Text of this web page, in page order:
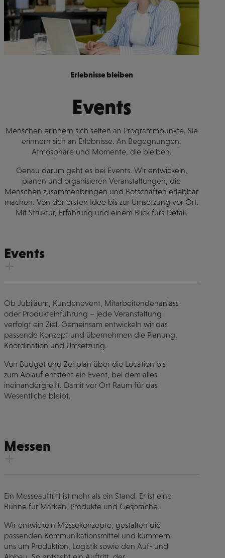
Erlebnisse bleiben
Events
Menschen erinnern sich selten an Programmpunkte. Sie
erinnern sich an Erlebnisse. An Begegnungen,
Atmosphäre und Momente, die bleiben.
Genau darum geht es bei Events. Wir entwickeln,
planen und organisieren Veranstaltungen, die
Menschen zusammenbringen und Botschaften erlebbar
machen. Von der ersten Idee bis zur Umsetzung vor Ort.
Mit Struktur, Erfahrung und einem Blick fürs Detail.
Events
Ob Jubiläum, Kundenevent, Mitarbeitendenanlass
oder Produkteinführung – jede Veranstaltung
verfolgt ein Ziel. Gemeinsam entwickeln wir das
passende Konzept und übernehmen die Planung,
Koordination und Umsetzung.
Von Budget und Zeitplan über die Location bis
zum Ablauf entsteht ein Event, bei dem alles
ineinandergreift. Damit vor Ort Raum für das
Wesentliche bleibt.
Messen
Ein Messeauftritt ist mehr als ein Stand. Er ist eine
Bühne für Marken, Produkte und Gespräche.
Wir entwickeln Messekonzepte, gestalten die
passenden Kommunikationsmittel und kümmern
uns um Produktion, Logistik sowie den Auf- und